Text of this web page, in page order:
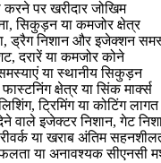
पर खरीदार जोखिम
सिकुड़न या कमजोर क्षेत्र
ड्रैग निशान और इजेक्शन
दरारें या कमजोर कोने
या स्थानीय सिकुड़न
क्षेत्र या सिंक मार्क्स
ट्रिमिंग या कोटिंग लागत
वाले इजेक्टर निशान, गेट
या खराब अंतिम
या अनावश्यक सीएनसी